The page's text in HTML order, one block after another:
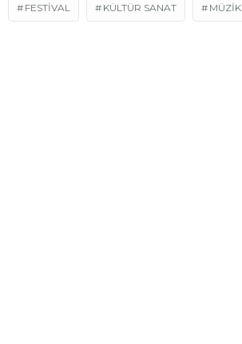
FESTIVAL KÜLTÜR SANAT MÜZİK